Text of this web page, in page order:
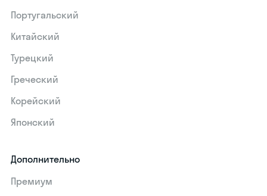
Португальский
Китайский
Турецкий
Греческий
Корейский
Японский
Дополнительно
Премиум